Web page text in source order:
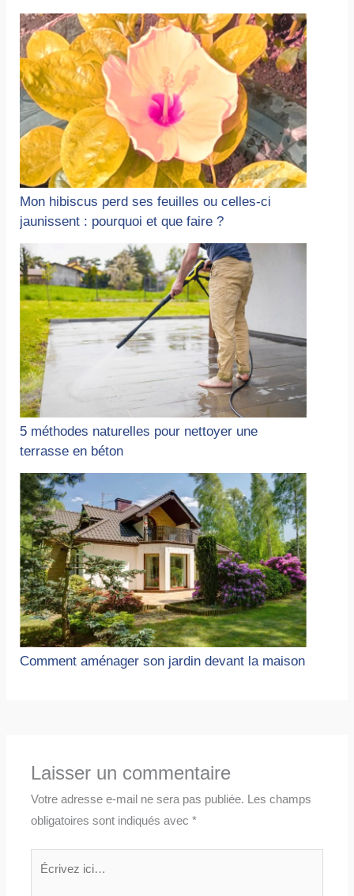
Mon hibiscus perd ses feuilles ou celles-ci
jaunissent : pourquoi et que faire ?
5 méthodes naturelles pour nettoyer une
terrasse en béton
Comment aménager son jardin devant la maison
Laisser un commentaire
Votre adresse e-mail ne sera pas publiée.
Les champs
obligatoires sont indiqués avec*